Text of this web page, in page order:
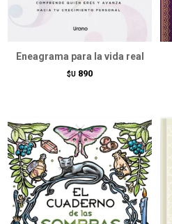
Eneagrama para la vida real
$U 890